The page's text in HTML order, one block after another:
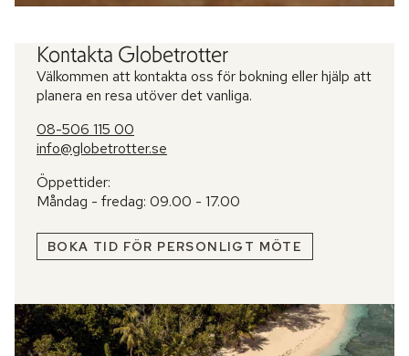
Kontakta Globetrotter
Välkommen att kontakta oss för bokning eller hjälp att
planera en resa utöver det vanliga.
08-506 115 00
info@globetrotter.se
Öppettider:
Måndag - fredag: 09.00 - 17.00
BOKA TID FÖR PERSONLIGT MÖTE